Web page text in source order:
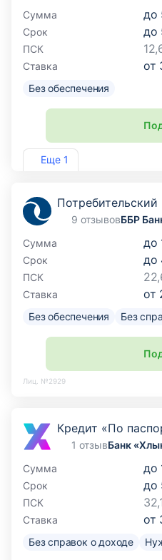
Еще 1
Сумма
до
Срок до
ПСК
Ставка от
Без обеспечения
Лиц. №2590
Потребительский
9 отзывовББР
Сумма
до
Срок до
ПСК
Ставка от
Без обеспечения Без
Лиц. №2929
Кредит «По
1 отзывБанк
Сумма
до
Срок до
ПСК
Ставка от
Без справок о доходе